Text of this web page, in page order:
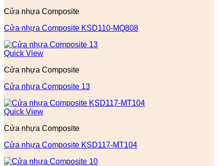
Cửa nhựa Composite
Cửa nhựa Composite KSD110-MQ808
Quick View
Cửa nhựa Composite
Cửa nhựa Composite 13
Quick View
Cửa nhựa Composite
Cửa nhựa Composite KSD117-MT104